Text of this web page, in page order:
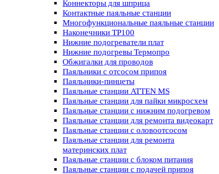
Коннекторы для шприца
Контактные паяльные станции
Многофункциональные паяльные станции
Наконечники TP100
Нижние подогреватели плат
Нижние подогревы Термопро
Обжигалки для проводов
Паяльники с отсосом припоя
Паяльники-пинцеты
Паяльные станции ATTEN MS
Паяльные станции для пайки микросхем
Паяльные станции с нижним подогревом
Паяльные станции для ремонта видеокарт
Паяльные станции с оловоотсосом
Паяльные станции для ремонта
материнских плат
Паяльные станции с блоком питания
Паяльные станции с подачей припоя